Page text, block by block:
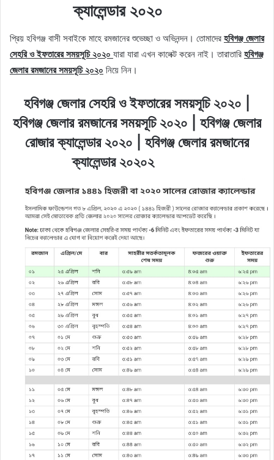
ক্যালেন্ডার ২০২০
প্রিয় হবিগঞ্জ বাসী সবাইকে মাহে রমজানের শুভেচ্ছা ও অভিনন্দন। তোমাদের হবিগঞ্জ জেলার
সেহরি ও ইফতারের সময়সূচি ২০২০ যারা যারা এখন কালেক্ট করেন নাই। তারাতারি হবিগঞ্জ
জেলার রমজানের সময়সূচি ২০২০ নিয়ে নিন।
হবিগঞ্জ জেলার সেহরি ও ইফতারের সময়সূচি ২০২০ |
হবিগঞ্জ জেলার রমজানের সময়সূচি ২০২০ | হবিগঞ্জ জেলার
রোজার ক্যালেন্ডার ২০২০ | হবিগঞ্জ জেলার রমজানের
ক্যালেন্ডার ২০২০২